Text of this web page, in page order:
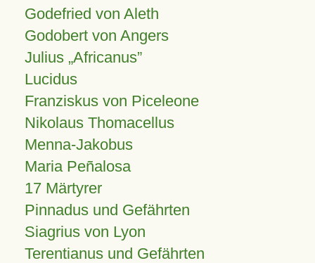
Godefried von Aleth
Godobert von Angers
Julius Africanus
Lucidus
Franziskus von Piceleone
Nikolaus Thomacellus
Menna-Jakobus
Maria Peñalosa
17 Märtyrer
Pinnadus und Gefährten
Siagrius von Lyon
Terentianus und Gefährten